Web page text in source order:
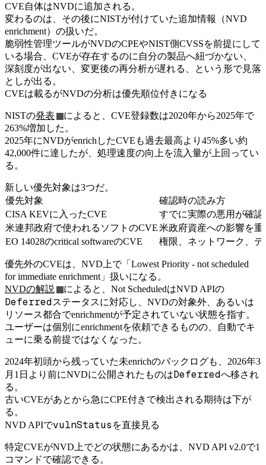
CVE自体はNVDに追加される。
変わるのは、その後にNISTが付けていた追加情報（NVD
enrichment）の扱いだ。
脆弱性管理ツールがNVDのCPEやNIST側CVSSを前提にして
いる場合、CVEが存在するのに自分の製品へ紐づかない、
深刻度が出ない、変更後の再分析が遅れる、という形で見落
としが出る。
CVEは載るがNVDの分析は優先順位付きになる
NISTの発表
によると、CVE登録数は2020年から2025年で
263%増加した。
2025年にNVDがenrichしたCVEも過去最高より45%多い約
42,000件に達したが、処理速度の向上を流入量が上回ってい
る。
新しい優先対象は3つだ。
優先対象
確認時の読み方
CISA KEVに入ったCVE
すでに実際の悪用が確
米連邦政府で使われるソフトのCVE米政府資産への影響を重
EO 14028のcritical softwareのCVE
権限、ネットワーク、
優先外のCVEは、NVD上で「Lowest Priority - not scheduled
for immediate enrichment」扱いになる。
NVDの解説
によると、Not ScheduledはNVD APIの
Deferredステータスに対応し、NVDの対象外、あるいは
リソース都合でenrichmentが予定されていない状態を指す。
ユーザーは個別にenrichmentを依頼できるものの、自動でキ
ューに乗る前提ではなくなった。
2024年初頭から残っていた未enrichのバックログも、2026年3
月1日より前にNVDに公開されたものはDeferredへ移され
る。
古いCVEがあとから急にCPE付きで検出される期待は下が
る。
NVD APIでvulnStatus を直接見る
特定CVEがNVD上でどの状態にあるかは、NVD API v2.0で1
コマンドで確認できる。